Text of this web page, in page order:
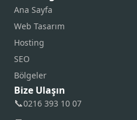
Ana Sayfa
Web Tasarım
Hosting
SEO
Bölgeler
Bize Ulaşın
📞0216 393 10 07